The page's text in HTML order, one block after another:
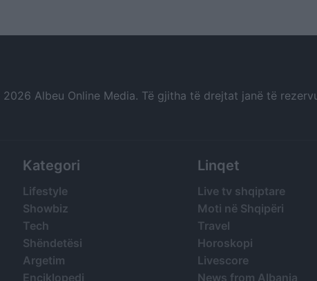
2026 Albeu Online Media. Të gjitha të drejtat janë të
Kategori
Lifestyle
Showbiz
Tech
Shëndetësi
Argetim
Enciklopedi
Linqet
Live tv shqiptare
Moti në Shqipëri
Travel
Horoskopi
Livescore
News from Albania